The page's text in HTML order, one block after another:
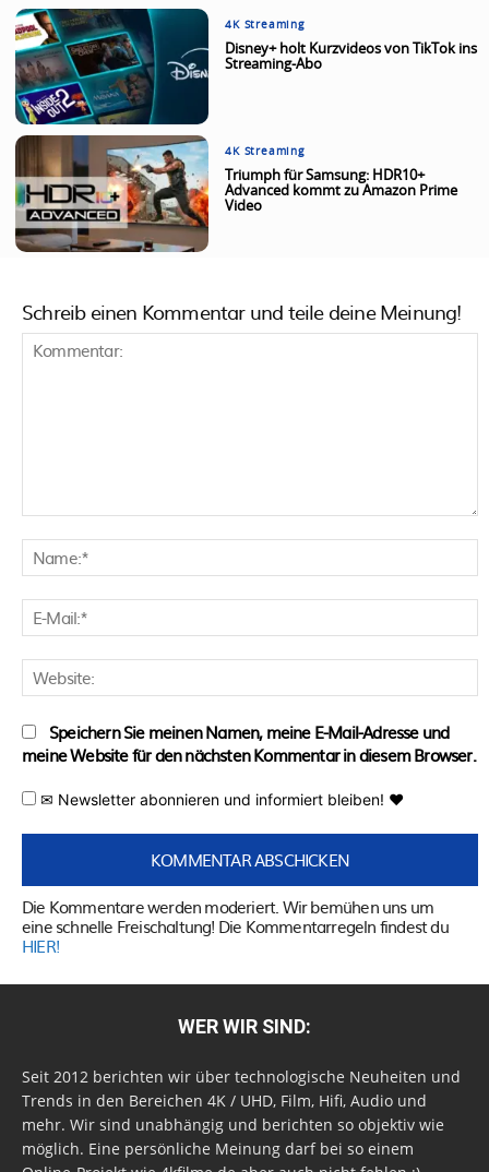
4K Streaming
Disney+ holt Kurzvideos von TikTok ins
Streaming-Abo
4K Streaming
Triumph für Samsung: HDR10+
Advanced kommt zu Amazon Prime
Video
Schreib einen Kommentar und teile deine Meinung!
Speichern Sie meinen Namen, meine E-Mail-Adresse und
meine Website für den nächsten Kommentar in diesem Browser.
✉ Newsletter abonnieren und informiert bleiben! ♥
Die Kommentare werden moderiert. Wir bemühen uns um
eine schnelle Freischaltung! Die Kommentarregeln findest du
HIER!
WER WIR SIND:
Seit 2012 berichten wir über technologische Neuheiten und
Trends in den Bereichen 4K / UHD, Film, Hifi, Audio und
mehr. Wir sind unabhängig und berichten so objektiv wie
möglich. Eine persönliche Meinung darf bei so einem